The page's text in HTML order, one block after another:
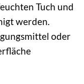
Tuch und
werden.
oder